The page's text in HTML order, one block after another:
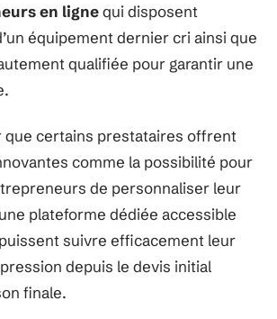
en lignequi disposent
équipement dernier cri ainsi que
qualifiée pour garantir une
que certains prestataires offrent
comme la possibilité pour
de personnaliser leur
plateforme dédiée accessible
suivre efficacement leur
depuis le devis initial
finale.